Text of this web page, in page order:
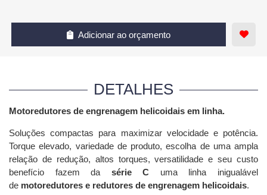
Adicionar ao orçamento
DETALHES
Motoredutores de engrenagem helicoidais em linha.
Soluções compactas para maximizar velocidade e potência.
Torque elevado, variedade de produto, escolha de uma ampla
relação de redução, altos torques, versatilidade e seu custo
benefício fazem da série C uma linha inigualável
de motoredutores e redutores de engrenagem helicoidais.